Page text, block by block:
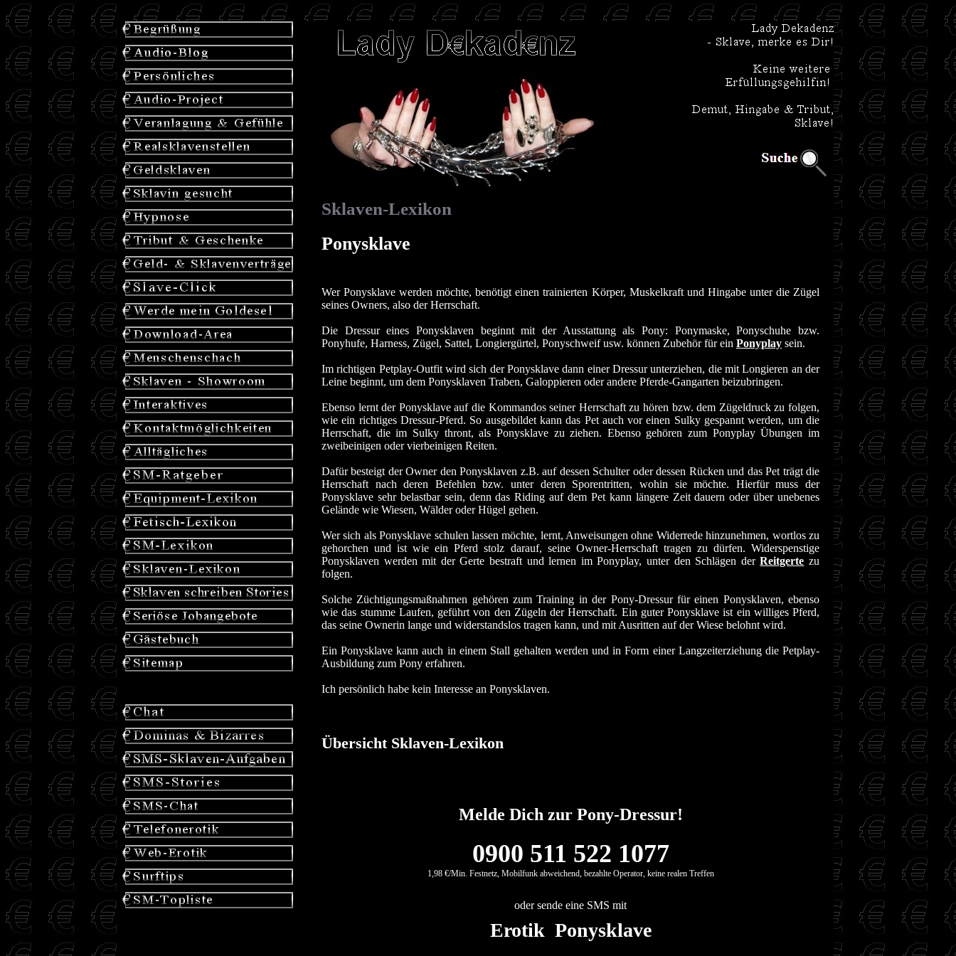
Sklaven-Lexikon
Ponysklave
Wer Ponysklave werden möchte, benötigt einen trainierten Körper, Muskelkraft und Hingabe unter die Zügel
seines Owners, also der Herrschaft.
Die Dressur eines Ponysklaven beginnt mit der Ausstattung als Pony: Ponymaske, Ponyschuhe bzw.
Ponyhufe, Harness, Zügel, Sattel, Longiergürtel, Ponyschweif usw. können Zubehör für ein Ponyplay sein.
Im richtigen Petplay-Outfit wird sich der Ponysklave dann einer Dressur unterziehen, die mit Longieren an der
Leine beginnt, um dem Ponysklaven Traben, Galoppieren oder andere Pferde-Gangarten beizubringen.
Ebenso lernt der Ponysklave auf die Kommandos seiner Herrschaft zu hören bzw. dem Zügeldruck zu folgen,
wie ein richtiges Dressur-Pferd. So ausgebildet kann das Pet auch vor einen Sulky gespannt werden, um die
Herrschaft, die im Sulky thront, als Ponysklave zu ziehen. Ebenso gehören zum Ponyplay Übungen im
zweibeinigen oder vierbeinigen Reiten.
Dafür besteigt der Owner den Ponysklaven z.B. auf dessen Schulter oder dessen Rücken und das Pet trägt die
Herrschaft nach deren Befehlen bzw. unter deren Sporentritten, wohin sie möchte. Hierfür muss der
Ponysklave sehr belastbar sein, denn das Riding auf dem Pet kann längere Zeit dauern oder über unebenes
Gelände wie Wiesen, Wälder oder Hügel gehen.
Wer sich als Ponysklave schulen lassen möchte, lernt, Anweisungen ohne Widerrede hinzunehmen, wortlos zu
gehorchen und ist wie ein Pferd stolz darauf, seine Owner-Herrschaft tragen zu dürfen. Widerspenstige
Ponysklaven werden mit der Gerte bestraft und lernen im Ponyplay, unter den Schlägen derReitgerte zu
folgen.
Solche Züchtigungsmaßnahmen gehören zum Training in der Pony-Dressur für einen Ponysklaven, ebenso
wie das stumme Laufen, geführt von den Zügeln der Herrschaft. Ein guter Ponysklave ist ein williges Pferd,
das seine Ownerin lange und widerstandslos tragen kann, und mit Ausritten auf der Wiese belohnt wird.
Ein Ponysklave kann auch in einem Stall gehalten werden und in Form einer Langzeiterziehung die Petplay-
Ausbildung zum Pony erfahren.
Ich persönlich habe kein Interesse an Ponysklaven.
Übersicht Sklaven-Lexikon
Melde Dich zur Pony-Dressur!
0900 511 522 1077
1,98 €/Min. Festnetz, Mobilfunk abweichend, bezahlte Operator, keine realen Treffen
oder sende eine SMS mit
Erotik Ponysklave